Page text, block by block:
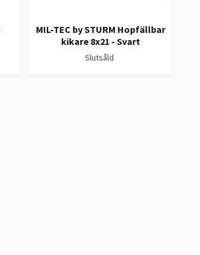
MIL-TEC by STURM Hopfällbar
kikare 8x21 - Svart
Slutsåld